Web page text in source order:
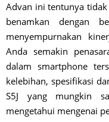
Advan ini tentunya
benamkan dengan
menyempurnakan
Anda semakin
dalam smartphone
kelebihan, spesifikasi
S5J yang mungkin
mengetahui mengenai